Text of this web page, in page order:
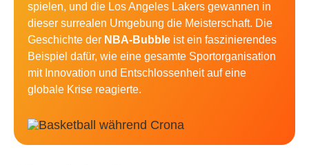
spielen, und die Los Angeles Lakers gewannen in
dieser surrealen Umgebung die Meisterschaft. Die
Geschichte der NBA-Bubble ist ein faszinierendes
Beispiel dafür, wie eine gesamte Sportorganisation
mit Innovation und Entschlossenheit auf eine
globale Krise reagierte.